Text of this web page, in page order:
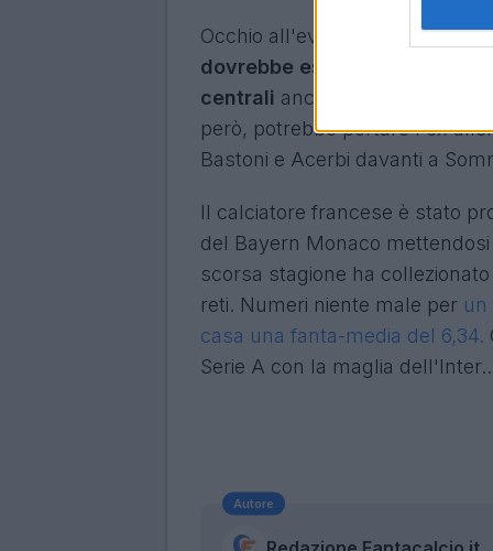
Occhio all'eventuale arrivo al
dovrebbe essere schierato
centrali anche se è molto
però, potrebbe portare l'ex
Bastoni e Acerbi davanti a
Il calciatore francese è stato
del Bayern Monaco
scorsa stagione ha
reti. Numeri niente male per un
casa una fanta-media del 6,34.
Serie A con la maglia
Autore